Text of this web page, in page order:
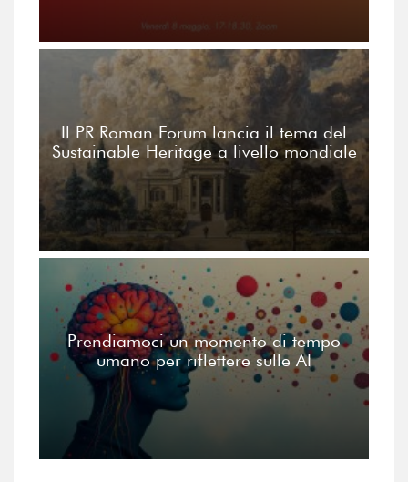
Il PR Roman Forum lancia il tema del
Sustainable Heritage a livello mondiale
Prendiamoci un momento di tempo
umano per riflettere sulle AI